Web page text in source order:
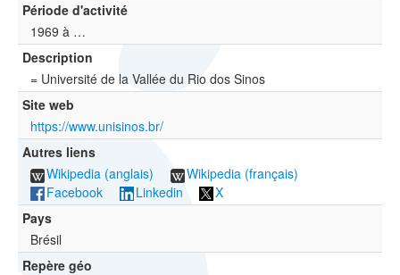
Période d'activité
1969 à …
Description
= Université de la Vallée du Rio dos Sinos
Site web
https://www.unisinos.br/
Autres liens
Wikipedia (anglais)
Wikipedia (français)
Facebook
Linkedin
X
Pays
Brésil
Repère géo